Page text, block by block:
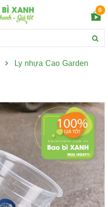
0
Ly nhựa Cao Garden